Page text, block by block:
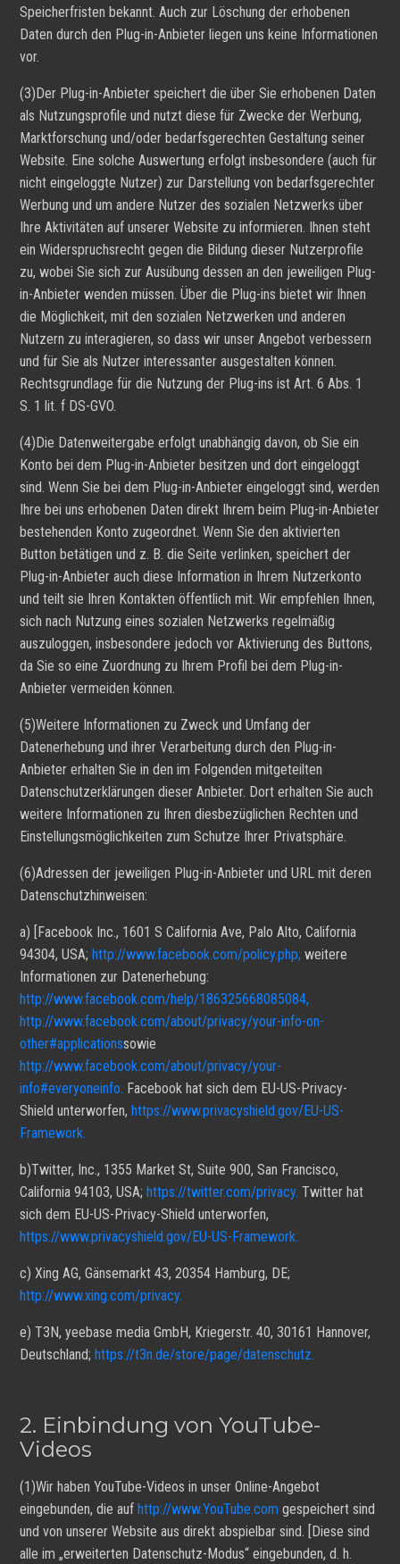
Speicherfristen bekannt. Auch zur Löschung der erhobenen
Daten durch den Plug-in-Anbieter liegen uns keine Informationen
vor.
(3)Der Plug-in-Anbieter speichert die über Sie erhobenen Daten
als Nutzungsprofile und nutzt diese für Zwecke der Werbung,
Marktforschung und/oder bedarfsgerechten Gestaltung seiner
Website. Eine solche Auswertung erfolgt insbesondere (auch für
nicht eingeloggte Nutzer) zur Darstellung von bedarfsgerechter
Werbung und um andere Nutzer des sozialen Netzwerks über
Ihre Aktivitäten auf unserer Website zu informieren. Ihnen steht
ein Widerspruchsrecht gegen die Bildung dieser Nutzerprofile
zu, wobei Sie sich zur Ausübung dessen an den jeweiligen Plug-
in-Anbieter wenden müssen. Über die Plug-ins bietet wir Ihnen
die Möglichkeit, mit den sozialen Netzwerken und anderen
Nutzern zu interagieren, so dass wir unser Angebot verbessern
und für Sie als Nutzer interessanter ausgestalten können.
Rechtsgrundlage für die Nutzung der Plug-ins ist Art. 6 Abs. 1
S. 1 lit. f DS-GVO.
(4)Die Datenweitergabe erfolgt unabhängig davon, ob Sie ein
Konto bei dem Plug-in-Anbieter besitzen und dort eingeloggt
sind. Wenn Sie bei dem Plug-in-Anbieter eingeloggt sind, werden
Ihre bei uns erhobenen Daten direkt Ihrem beim Plug-in-Anbieter
bestehenden Konto zugeordnet. Wenn Sie den aktivierten
Button betätigen und z. B. die Seite verlinken, speichert der
Plug-in-Anbieter auch diese Information in Ihrem Nutzerkonto
und teilt sie Ihren Kontakten öffentlich mit. Wir empfehlen Ihnen,
sich nach Nutzung eines sozialen Netzwerks regelmäßig
auszuloggen, insbesondere jedoch vor Aktivierung des Buttons,
da Sie so eine Zuordnung zu Ihrem Profil bei dem Plug-in-
Anbieter vermeiden können.
(5)Weitere Informationen zu Zweck und Umfang der
Datenerhebung und ihrer Verarbeitung durch den Plug-in-
Anbieter erhalten Sie in den im Folgenden mitgeteilten
Datenschutzerklärungen dieser Anbieter. Dort erhalten Sie auch
weitere Informationen zu Ihren diesbezüglichen Rechten und
Einstellungsmöglichkeiten zum Schutze Ihrer Privatsphäre.
(6)Adressen der jeweiligen Plug-in-Anbieter und URL mit deren
Datenschutzhinweisen:
a) [Facebook Inc., 1601 S California Ave, Palo Alto, California
94304, USA; http://www.facebook.com/policy.php; weitere
Informationen zur Datenerhebung:
http://www.facebook.com/help/186325668085084,
http://www.facebook.com/about/privacy/your-info-on-
other#applicationssowie
http://www.facebook.com/about/privacy/your-
info#everyoneinfo. Facebook hat sich dem EU-US-Privacy-
Shield unterworfen, https://www.privacyshield.gov/EU-US-
Framework.
b)Twitter, Inc., 1355 Market St, Suite 900, San Francisco,
California 94103, USA; https://twitter.com/privacy. Twitter hat
sich dem EU-US-Privacy-Shield unterworfen,
https://www.privacyshield.gov/EU-US-Framework.
c) Xing AG, Gänsemarkt 43, 20354 Hamburg, DE;
http://www.xing.com/privacy.
e) T3N, yeebase media GmbH, Kriegerstr. 40, 30161 Hannover,
Deutschland; https://t3n.de/store/page/datenschutz.
2. Einbindung von YouTube-
Videos
(1)Wir haben YouTube-Videos in unser Online-Angebot
eingebunden, die auf http://www.YouTube.com gespeichert sind
und von unserer Website aus direkt abspielbar sind. [Diese sind
alle im „erweiterten Datenschutz-Modus“ eingebunden, d. h.